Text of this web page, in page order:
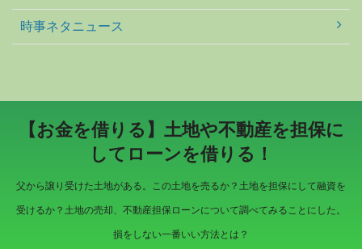
時事ネタニュース
【お金を借りる】土地や不動産を担保に
してローンを借りる！
父から譲り受けた土地がある。この土地を売るか？土地を担保にして融資を
受けるか？土地の売却、不動産担保ローンについて調べてみることにした。
損をしない一番いい方法とは？